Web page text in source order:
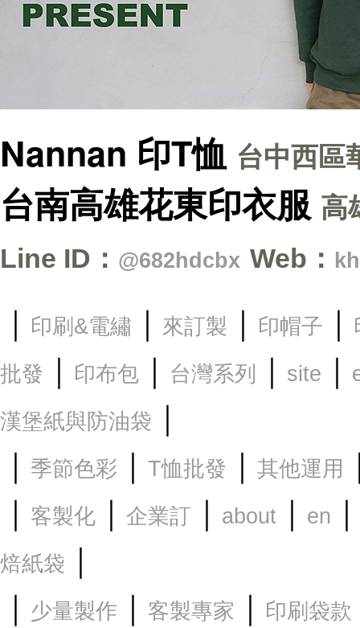
Nannan 印T恤 台中西區
台南高雄花東印衣服 高
Line ID： @682hdcbx Web：
｜ 印刷&電繡 ｜ 來訂製 ｜ 印帽子 ｜
批發
｜ 印布包 ｜ 台灣系列 ｜ site ｜
漢堡紙與防油袋
｜
｜ 季節色彩 ｜ T恤批發 ｜ 其他運用
｜ 客製化 ｜ 企業訂 ｜ about ｜ en
焙紙袋
｜
｜
少量製作 ｜ 客製專家 ｜ 印刷袋款